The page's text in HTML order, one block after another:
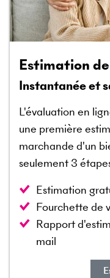
Estimation
Instantanée et
L'évaluation en
une première
marchande d'un
seulement 3
Estimation
Fourchette de
Rapport
mail